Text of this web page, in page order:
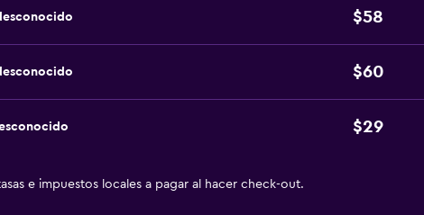
$58
$60
$29
e impuestos locales a pagar al hacer check-out.